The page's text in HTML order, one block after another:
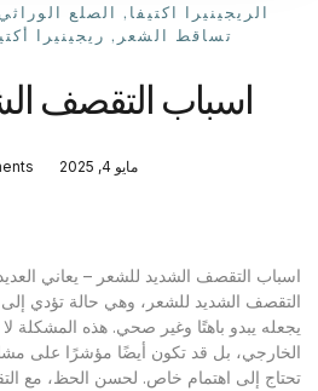
الريجينيرا اكتيفا , الصلع الوراثي
تساقط الشعر , ريجينيرا
اسباب التقصف
مايو 4, 2025
اسباب التقصف الشديد للشعر – يعاني
التقصف الشديد للشعر، وهي حالة تؤدي
يجعله يبدو باهتًا وغير صحي. هذه المشكلة
الخارجي، بل قد تكون أيضًا مؤشرًا على
تحتاج إلى اهتمام خاص. لحسن الحظ، مع